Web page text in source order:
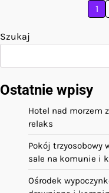
wpisów
1
Szukaj
Ostatnie wpisy
Hotel nad morzem
relaks
Pokój trzyosobowy
sale na komunie i
Ośrodek